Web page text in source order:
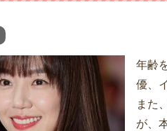
年齢
優、
また
が、